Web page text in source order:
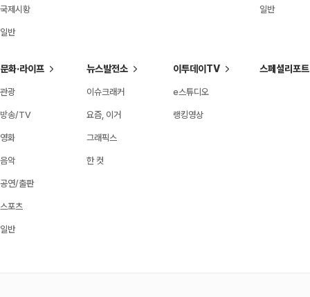
국제시황
일반
일반
문화·라이프
관광
방송/TV
영화
음악
공연/출판
스포츠
일반
뉴스발전소
이슈크래커
요즘, 이거
그래픽스
한 컷
이투데이TV
e스튜디오
랭킹영상
스페셜리포트